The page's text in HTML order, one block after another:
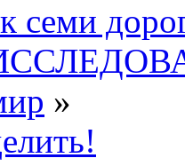
семи
»